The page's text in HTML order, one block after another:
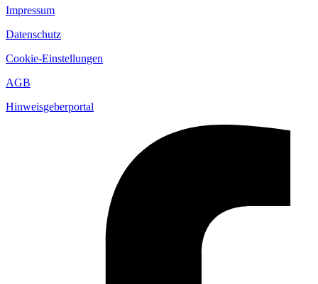
Impressum
Datenschutz
Cookie-Einstellungen
AGB
Hinweisgeberportal